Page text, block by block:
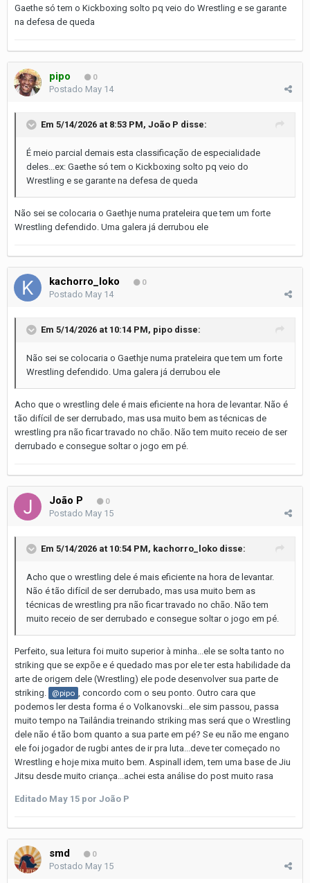
Gaethe só tem o Kickboxing solto pq veio do Wrestling e se garante
na defesa de queda
pipo 0
Postado May 14
Em 5/14/2026 at 8:53 PM, João P disse:
É meio parcial demais esta classificação de especialidade
deles...ex: Gaethe só tem o Kickboxing solto pq veio do
Wrestling e se garante na defesa de queda
Não sei se colocaria o Gaethje numa prateleira que tem um forte
Wrestling defendido. Uma galera já derrubou ele
kachorro_loko 0
Postado May 14
Em 5/14/2026 at 10:14 PM, pipo disse:
Não sei se colocaria o Gaethje numa prateleira que tem um forte
Wrestling defendido. Uma galera já derrubou ele
Acho que o wrestling dele é mais eficiente na hora de levantar. Não é
tão difícil de ser derrubado, mas usa muito bem as técnicas de
wrestling pra não ficar travado no chão. Não tem muito receio de ser
derrubado e consegue soltar o jogo em pé.
João P 0
Postado May 15
Em 5/14/2026 at 10:54 PM, kachorro_loko disse:
Acho que o wrestling dele é mais eficiente na hora de levantar.
Não é tão difícil de ser derrubado, mas usa muito bem as
técnicas de wrestling pra não ficar travado no chão. Não tem
muito receio de ser derrubado e consegue soltar o jogo em pé.
Perfeito, sua leitura foi muito superior à minha...ele se solta tanto no
striking que se expõe e é quedado mas por ele ter esta habilidade da
arte de origem dele (Wrestling) ele pode desenvolver sua parte de
striking.
@pipo
, concordo com o seu ponto. Outro cara que
podemos ler desta forma é o Volkanovski...ele sim passou, passa
muito tempo na Tailândia treinando striking mas será que o Wrestling
dele não é tão bom quanto a sua parte em pé? Se eu não me engano
ele foi jogador de rugbi antes de ir pra luta...deve ter começado no
Wrestling e hoje mixa muito bem. Aspinall idem, tem uma base de Jiu
Jitsu desde muito criança...achei esta análise do post muito rasa
Editado May 15 por João P
smd 0
Postado May 15